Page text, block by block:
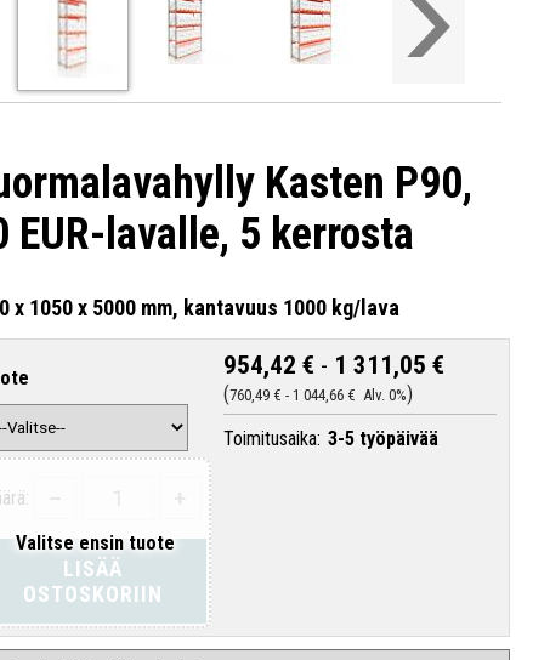
Kasten P90,
EUR-lavalle, 5 kerrosta
x 1050 x 5000 mm, kantavuus 1000 kg/lava
Valitse ensin tuote
LISÄÄ
OSTOSKORIIN
954,42 € - 1 311,05 €
760,49 € - 1 044,66 € Alv. 0%
Toimitusaika: 3-5 työpäivää